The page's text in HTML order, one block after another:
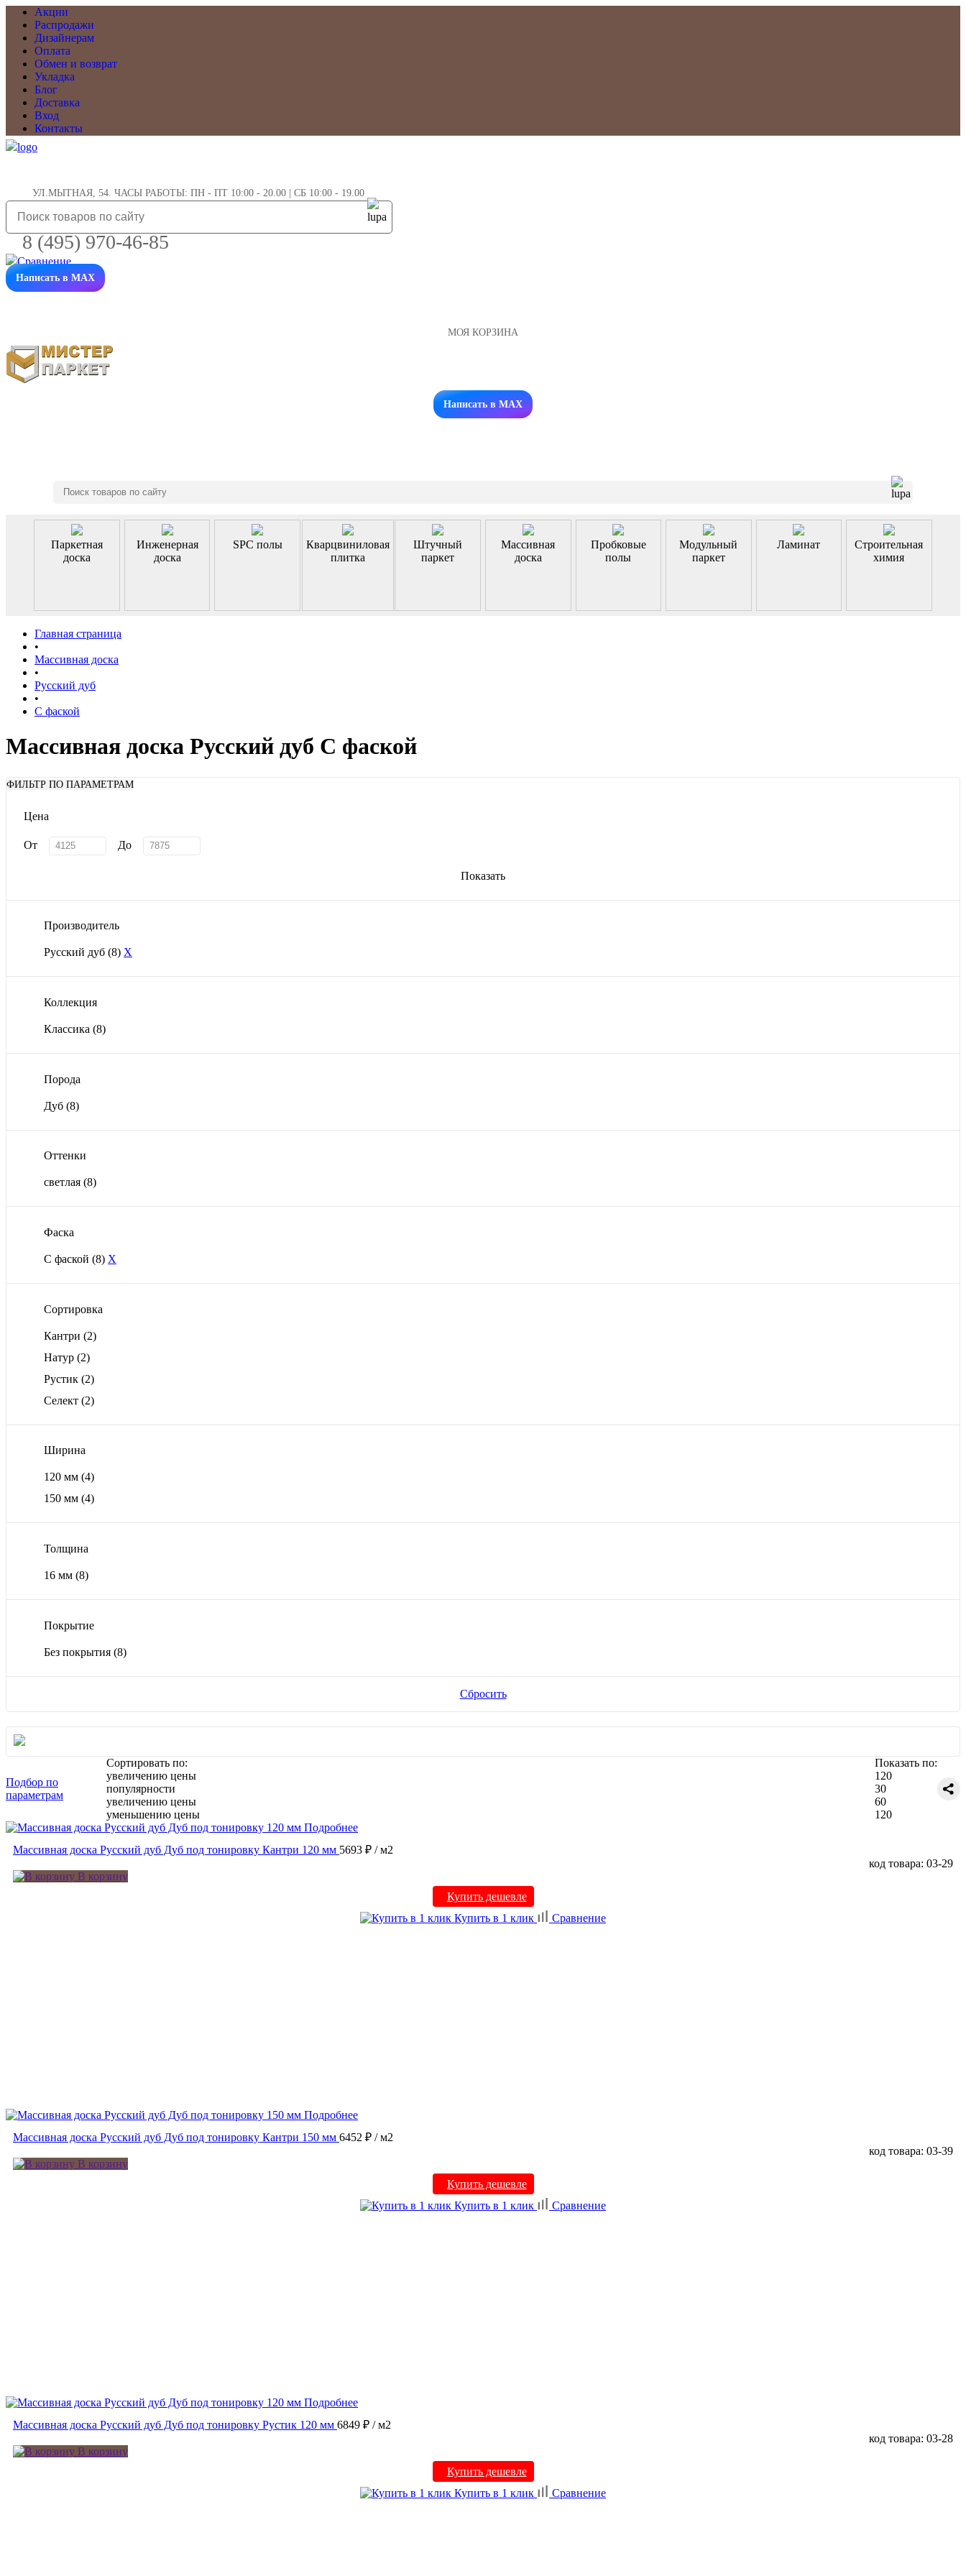
Акции
Распродажи
Дизайнерам
Оплата
Обмен и возврат
Укладка
Блог
Доставка
Вход
Контакты
УЛ.МЫТНАЯ, 54. ЧАСЫ РАБОТЫ: ПН - ПТ 10:00 - 20.00 | СБ 10:00 - 19.00
8 (495) 970-46-85
Написать в MAX
МОЯ КОРЗИНА
Заказать звонок
Написать в MAX
Паркетная
доска
Инженерная
доска
SPC полы
Кварцвиниловая
плитка
Штучный
паркет
Массивная
доска
Пробковые
полы
Модульный
паркет
Ламинат
Строительная
химия
Главная страница
•
Массивная доска
•
Русский дуб
•
С фаской
Массивная доска Русский дуб С фаской
ФИЛЬТР ПО ПАРАМЕТРАМ
Цена
От До
Показать
Производитель
Русский дуб (8) X
Коллекция
Классика (8)
Порода
Дуб (8)
Оттенки
светлая (8)
Фаска
С фаской (8) X
Сортировка
Кантри (2)
Натур (2)
Рустик (2)
Селект (2)
Ширина
120 мм (4)
150 мм (4)
Толщина
16 мм (8)
Покрытие
Без покрытия (8)
Сбросить
Подбор по
параметрам
Сортировать по:
увеличению цены
популярности
увеличению цены
уменьшению цены
Показать по:
120
30
60
120
Подробнее
Массивная доска Русский дуб Дуб под тонировку Кантри 120 мм 5693 ₽ / м2
код товара: 03-29
В корзину
Купить дешевле
Купить в 1 клик
Сравнение
Подробнее
Массивная доска Русский дуб Дуб под тонировку Кантри 150 мм 6452 ₽ / м2
код товара: 03-39
В корзину
Купить дешевле
Купить в 1 клик
Сравнение
Подробнее
Массивная доска Русский дуб Дуб под тонировку Рустик 120 мм 6849 ₽ / м2
код товара: 03-28
В корзину
Купить дешевле
Купить в 1 клик
Сравнение